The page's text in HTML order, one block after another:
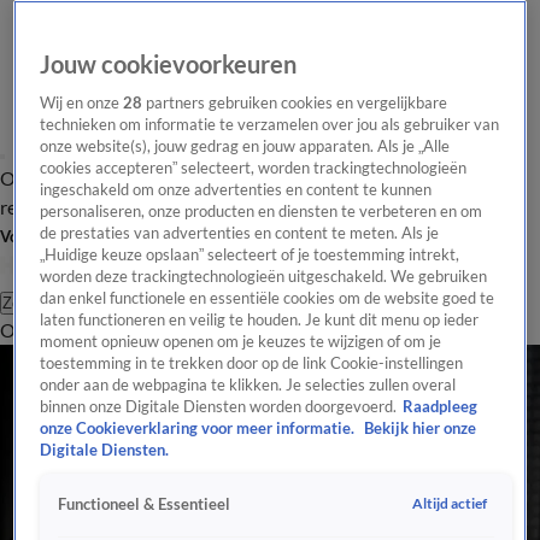
Overzicht Laatste nieuws Regionieuws Het beste van Hart
Tip de
redactie
Volg Hart van Nederland
Zoeken
OverzichtRegioUitzendingenWeerTip de redactiePanelVideo's
Jouw cookievoorkeuren
Wij en onze28 partners gebruiken cookies en vergelijkbare
technieken om informatie te verzamelen over jou als gebruiker van
onze website(s), jouw gedrag en jouw apparaten. Als je „Alle
cookies accepteren” selecteert, worden trackingtechnologieën
ingeschakeld om onze advertenties en content te kunnen
personaliseren, onze producten en diensten te verbeteren en om
de prestaties van advertenties en content te meten. Als je
„Huidige keuze opslaan” selecteert of je toestemming intrekt,
worden deze trackingtechnologieën uitgeschakeld. We gebruiken
dan enkel functionele en essentiële cookies om de website goed te
laten functioneren en veilig te houden. Je kunt dit menu op ieder
moment opnieuw openen om je keuzes te wijzigen of om je
toestemming in te trekken door op de link Cookie-instellingen
onder aan de webpagina te klikken. Je selecties zullen overal
binnen onze Digitale Diensten worden doorgevoerd. Raadpleeg
onze Cookieverklaring voor meer informatie.
Bekijk hier onze
Digitale Diensten.
Functioneel & Essentieel Altijd actief